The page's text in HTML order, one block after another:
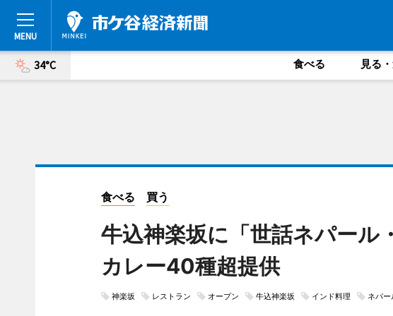
34°C 食べる 見る
食べる 買う
牛込神楽坂に「世話ネパー
カレー40種超提供
神楽坂 レストラン オープン 牛込神楽坂 インド料理 ネパー